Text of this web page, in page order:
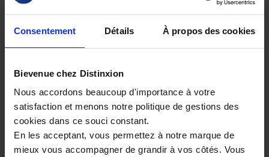
Consentement Détails À propos des cookies
Bievenue chez Distinxion
Nous accordons beaucoup d'importance à votre
satisfaction et menons notre politique de gestions des
cookies dans ce souci constant.
En les acceptant, vous permettez à notre marque de
mieux vous accompagner de grandir à vos côtés. Vous
20 km - 2026 - Essence Hybride - Boîte auto
ou à partir de526.03 €/mois